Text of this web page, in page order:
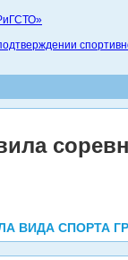
ВИДА СПОРТА